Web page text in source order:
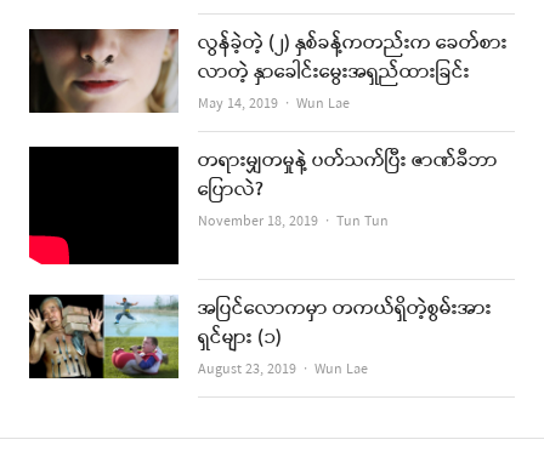
လွန်ခဲ့တဲ့ (၂) နှစ်ခန့်ကတည်းက ခေတ်စား
လာတဲ့ နှာခေါင်းမွေးအရှည်ထားခြင်း
May 14, 2019 Author
Wun Lae
တရားမျှတမှုနဲ့ ပတ်သက်ပြီး ဇာဏ်ခီဘာ
ပြောလဲ?
November 18, 2019 Author
Tun Tun
အပြင်လောကမှာ တကယ်ရှိတဲ့စွမ်းအား
ရှင်များ (၁)
August 23, 2019 Author
Wun Lae